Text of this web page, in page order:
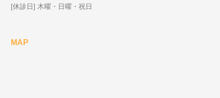
[休診日] 木曜・日曜・祝日
MAP